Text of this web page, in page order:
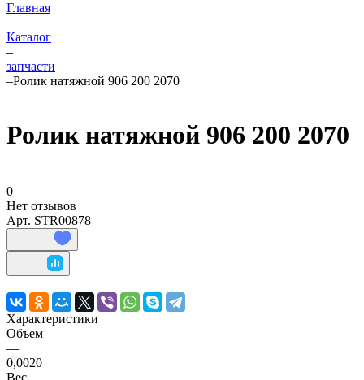
Главная
–
Каталог
–
запчасти
–Ролик натяжной 906 200 2070
Ролик натяжной 906 200 2070
0
Нет отзывов
Арт. STR00878
Характеристики
Объем
—
0,0020
Вес